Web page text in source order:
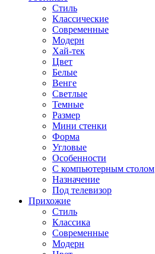
Стиль
Классические
Современные
Модерн
Хай-тек
Цвет
Белые
Венге
Светлые
Темные
Размер
Мини стенки
Форма
Угловые
Особенности
С компьютерным столом
Назначение
Под телевизор
Прихожие
Стиль
Классика
Современные
Модерн